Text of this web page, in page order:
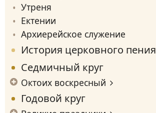
Утреня
Ектении
Архиерейское служение
История церковного пения
Седмичный круг
Октоих воскресный
Годовой круг